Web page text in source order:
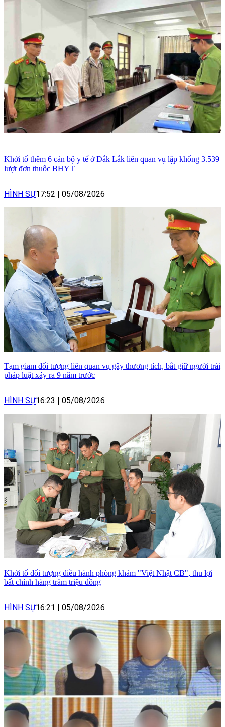
Khởi tố thêm 6 cán bộ y tế ở Đắk Lắk liên quan vụ lập khống 3.539
lượt đơn thuốc BHYT
HÌNH SỰ17:52 | 05/08/2026
Tạm giam đối tượng liên quan vụ gây thương tích, bắt giữ người trái
pháp luật xảy ra 9 năm trước
HÌNH SỰ16:23 | 05/08/2026
Khởi tố đối tượng điều hành phòng khám "Việt Nhật CB", thu lợi
bất chính hàng trăm triệu đồng
HÌNH SỰ16:21 | 05/08/2026